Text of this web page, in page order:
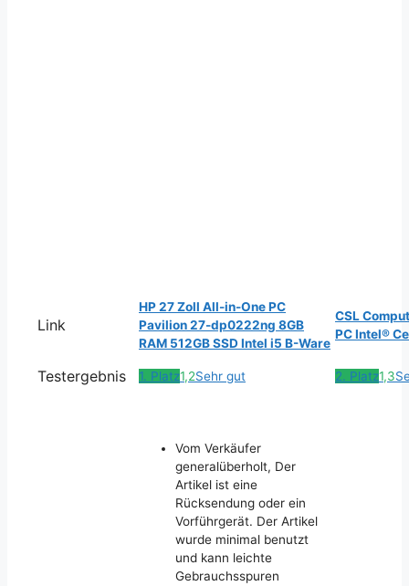
Link
HP 27 Zoll All-in-One PC
Pavilion 27-dp0222ng 8GB
RAM 512GB SSD Intel i5 B-Ware
CSL
PC Intel®
Testergebnis 1. Platz1,2Sehr gut 2. Platz1,3
Vom Verkäufer
generalüberholt, Der
Artikel ist eine
Rücksendung oder ein
Vorführgerät. Der Artikel
wurde minimal benutzt
und kann leichte
Gebrauchsspuren